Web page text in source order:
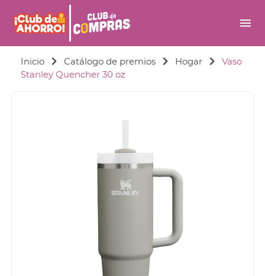
menu
Inicio Catálogo de premios Hogar
Vaso
Stanley Quencher 30 oz